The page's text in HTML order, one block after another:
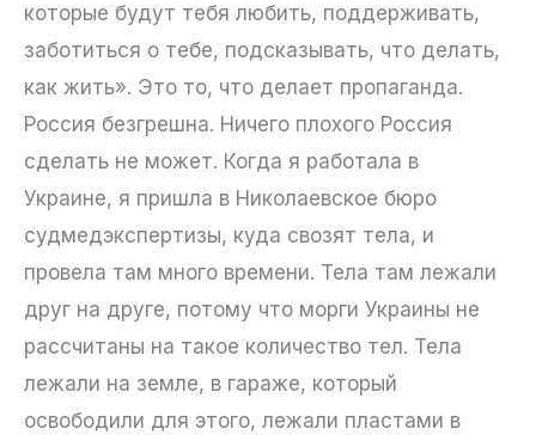
которые будут тебя любить, поддерживать,
заботиться о тебе, подсказывать, что делать,
как жить». Это то, что делает пропаганда.
Россия безгрешна. Ничего плохого Россия
сделать не может. Когда я работала в
Украине, я пришла в Николаевское бюро
судмедэкспертизы, куда свозят тела, и
провела там много времени. Тела там лежали
друг на друге, потому что морги Украины не
рассчитаны на такое количество тел. Тела
лежали на земле, в гараже, который
освободили для этого, лежали пластами в